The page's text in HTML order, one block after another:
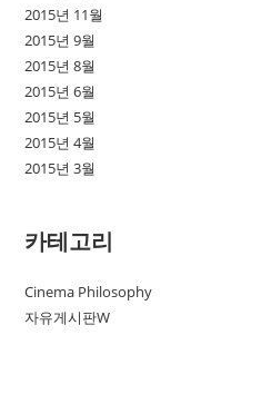
2015년 11월
2015년 9월
2015년 8월
2015년 6월
2015년 5월
2015년 4월
2015년 3월
카테고리
Cinema Philosophy
자유게시판W